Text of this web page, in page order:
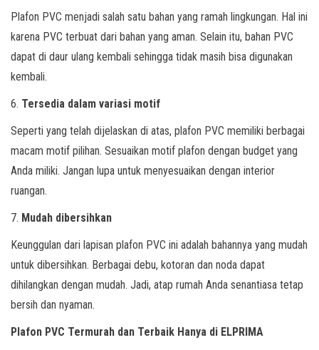
Plafon PVC menjadi salah satu bahan yang ramah lingkungan. Hal ini
karena PVC terbuat dari bahan yang aman. Selain itu, bahan PVC
dapat di daur ulang kembali sehingga tidak masih bisa digunakan
kembali.
6. Tersedia dalam variasi motif
Seperti yang telah dijelaskan di atas, plafon PVC memiliki berbagai
macam motif pilihan. Sesuaikan motif plafon dengan budget yang
Anda miliki. Jangan lupa untuk menyesuaikan dengan interior
ruangan.
7. Mudah dibersihkan
Keunggulan dari lapisan plafon PVC ini adalah bahannya yang mudah
untuk dibersihkan. Berbagai debu, kotoran dan noda dapat
dihilangkan dengan mudah. Jadi, atap rumah Anda senantiasa tetap
bersih dan nyaman.
Plafon PVC Termurah dan Terbaik Hanya di ELPRIMA